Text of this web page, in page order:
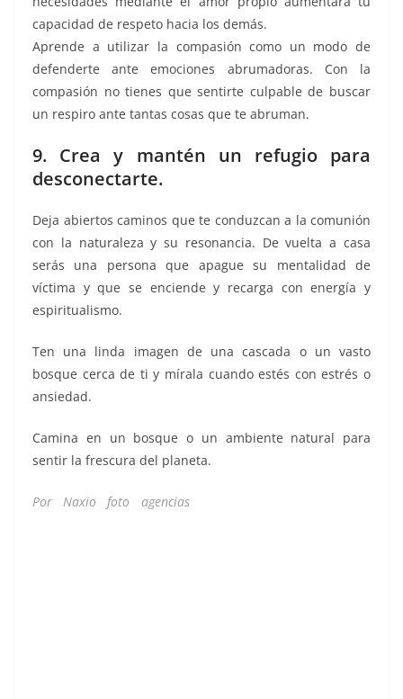
capacidad de respeto hacia los demás.
Aprende a utilizar la compasión como un modo de
defenderte ante emociones abrumadoras. Con la
compasión no tienes que sentirte culpable de buscar
un respiro ante tantas cosas que te abruman.
9. Crea y mantén un refugio para
desconectarte.
Deja abiertos caminos que te conduzcan a la comunión
con la naturaleza y su resonancia. De vuelta a casa
serás una persona que apague su mentalidad de
víctima y que se enciende y recarga con energía y
espiritualismo.
Ten una linda imagen de una cascada o un vasto
bosque cerca de ti y mírala cuando estés con estrés o
ansiedad.
Camina en un bosque o un ambiente natural para
sentir la frescura del planeta.
Por Naxio foto agencias